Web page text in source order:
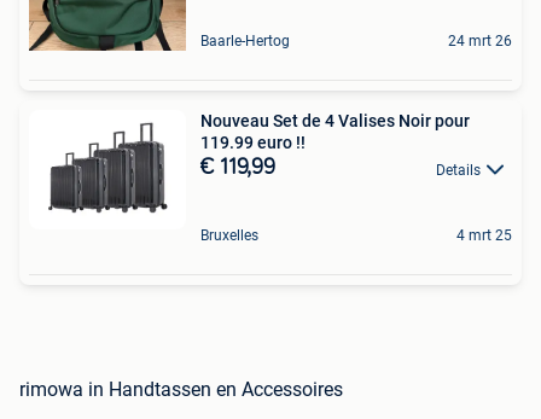
Baarle-Hertog 24 mrt 26
Nouveau Set de 4 Valises Noir pour
119.99 euro !!
€ 119,99 Details
Bruxelles 4 mrt 25
rimowa in Handtassen en Accessoires